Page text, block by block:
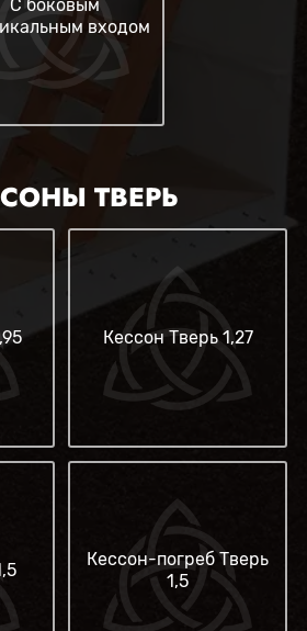
С боковым
входом
ТВЕРЬ
Кессон Тверь 1,27
Кессон-погреб Тверь
1,5